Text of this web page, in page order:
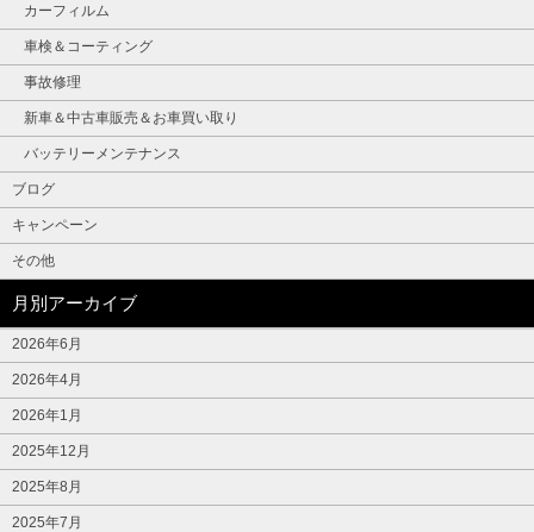
カーフィルム
車検＆コーティング
事故修理
新車＆中古車販売＆お車買い取り
バッテリーメンテナンス
ブログ
キャンペーン
その他
月別アーカイブ
2026年6月
2026年4月
2026年1月
2025年12月
2025年8月
2025年7月